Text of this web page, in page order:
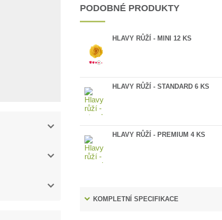
PODOBNÉ PRODUKTY
HLAVY RŮŽÍ - MINI 12 KS
HLAVY RŮŽÍ - STANDARD 6 KS
HLAVY RŮŽÍ - PREMIUM 4 KS
KOMPLETNÍ SPECIFIKACE